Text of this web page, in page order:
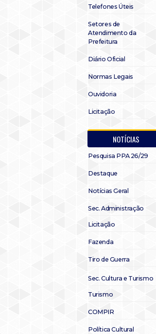
Telefones Úteis
Setores de
Atendimento da
Prefeitura
Diário Oficial
Normas Legais
Ouvidoria
Licitação
NOTÍCIAS
Pesquisa PPA 26/29
Destaque
Notícias Geral
Sec. Administração
Licitação
Fazenda
Tiro de Guerra
Sec. Cultura e Turismo
Turismo
COMPIR
Política Cultural